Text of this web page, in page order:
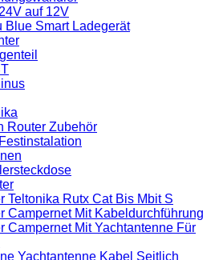
24V auf 12V
Blue Smart Ladegerät
Router Zubehör
Festinstalation
Teltonika Rutx Cat Bis Mbit S
Campernet Mit Kabeldurchführung
Campernet Mit Yachtantenne Für
Yachtantenne Kabel Seitlich